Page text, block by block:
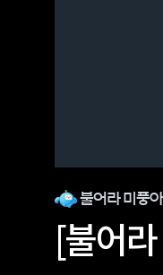
불어라 미풍
[불어